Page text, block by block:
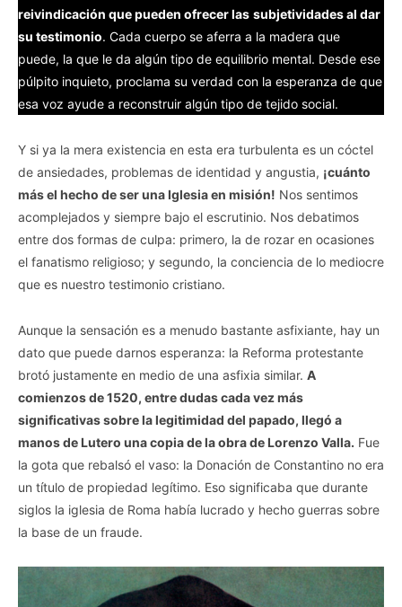
reivindicación que pueden ofrecer las subjetividades al dar
su testimonio. Cada cuerpo se aferra a la madera que
puede, la que le da algún tipo de equilibrio mental. Desde ese
púlpito inquieto, proclama su verdad con la esperanza de que
esa voz ayude a reconstruir algún tipo de tejido social.
Y si ya la mera existencia en esta era turbulenta es un cóctel
de ansiedades, problemas de identidad y angustia, ¡cuánto
más el hecho de ser una Iglesia en misión! Nos sentimos
acomplejados y siempre bajo el escrutinio. Nos debatimos
entre dos formas de culpa: primero, la de rozar en ocasiones
el fanatismo religioso; y segundo, la conciencia de lo mediocre
que es nuestro testimonio cristiano.
Aunque la sensación es a menudo bastante asfixiante, hay un
dato que puede darnos esperanza: la Reforma protestante
brotó justamente en medio de una asfixia similar. A
comienzos de 1520, entre dudas cada vez más
significativas sobre la legitimidad del papado, llegó a
manos de Lutero una copia de la obra de Lorenzo Valla. Fue
la gota que rebalsó el vaso: la Donación de Constantino no era
un título de propiedad legítimo. Eso significaba que durante
siglos la iglesia de Roma había lucrado y hecho guerras sobre
la base de un fraude.